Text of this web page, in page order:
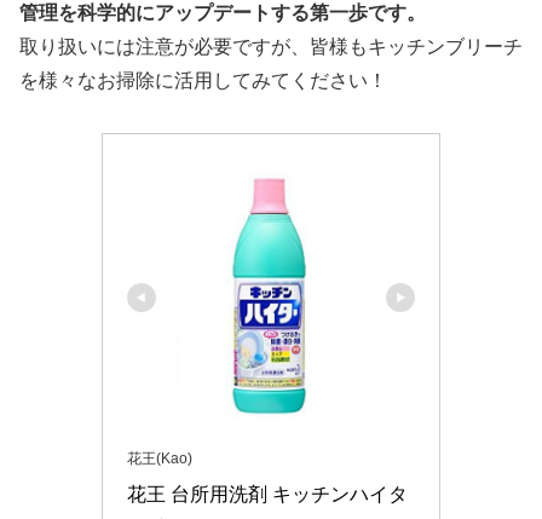
管理を科学的にアップデートする第一歩です。
取り扱いには注意が必要ですが、皆様もキッチンブリーチ
を様々なお掃除に活用してみてください！
花王(Kao)
花王 台所用洗剤 キッチンハイタ